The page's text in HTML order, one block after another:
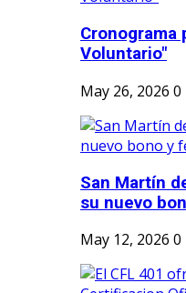
Cronograma
Voluntario"
May 26, 2026 0
San Martín
su nuevo
May 12, 2026 0